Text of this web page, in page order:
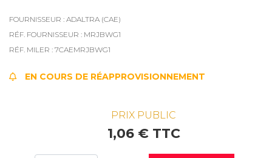
FOURNISSEUR : ADALTRA (CAE)
RÉF. FOURNISSEUR : MRJBWG1
RÉF. MILER : 7CAEMRJBWG1
EN COURS DE RÉAPPROVISIONNEMENT
PRIX PUBLIC
1,06 € TTC